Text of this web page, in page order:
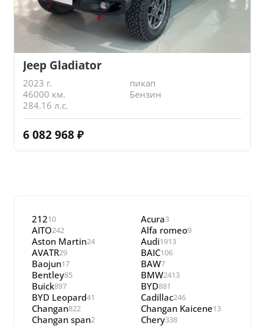
Jeep Gladiator
2023 г.
пикап
46000 км.
Бензин
284.16 л.с.
6 082 968 ₽
21210 Acura3
AITO242 Alfa romeo9
Aston Martin24 Audi1913
AVATR29 BAIC106
Baojun17 BAW7
Bentley85 BMW2413
Buick897 BYD881
BYD Leopard41 Cadillac246
Changan822 Changan Kaicene13
Changan span2 Chery338